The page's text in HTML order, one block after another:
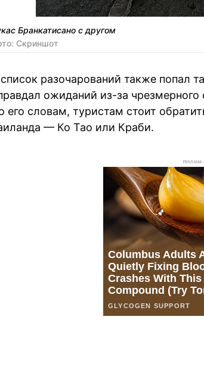
Бранкатисано с другом
Скриншот
разочарований также попал
ожиданий из-за
его словам, туристам стоит
— Ко Тао или Краби.
РЕКЛАМА